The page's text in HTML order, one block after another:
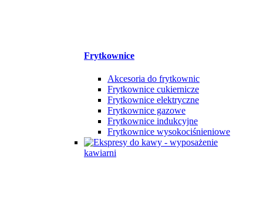
Frytkownice
Akcesoria do frytkownic
Frytkownice cukiernicze
Frytkownice elektryczne
Frytkownice gazowe
Frytkownice indukcyjne
Frytkownice wysokociśnieniowe